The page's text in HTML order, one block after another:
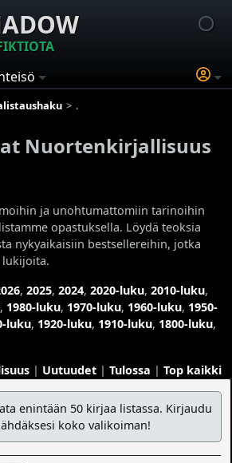
Suosituimmat
Nuortenkirjallisuus
ja unohtumattomiin tarinoihin
opastuksella. Löydä teoksia
nykyaikaisiin bestsellereihin, jotka
lukijoita.
,2025,2024,2020-luku,2010-luku,
, 1980-luku, 1970-luku, 1960-luku, 1950-
luku, 1920-luku, 1910-luku, 1800-luku,
| Uutuudet| Tulossa | Top kaikki
enintään 50 kirjaa listassa. Kirjaudu
koko valikoiman!